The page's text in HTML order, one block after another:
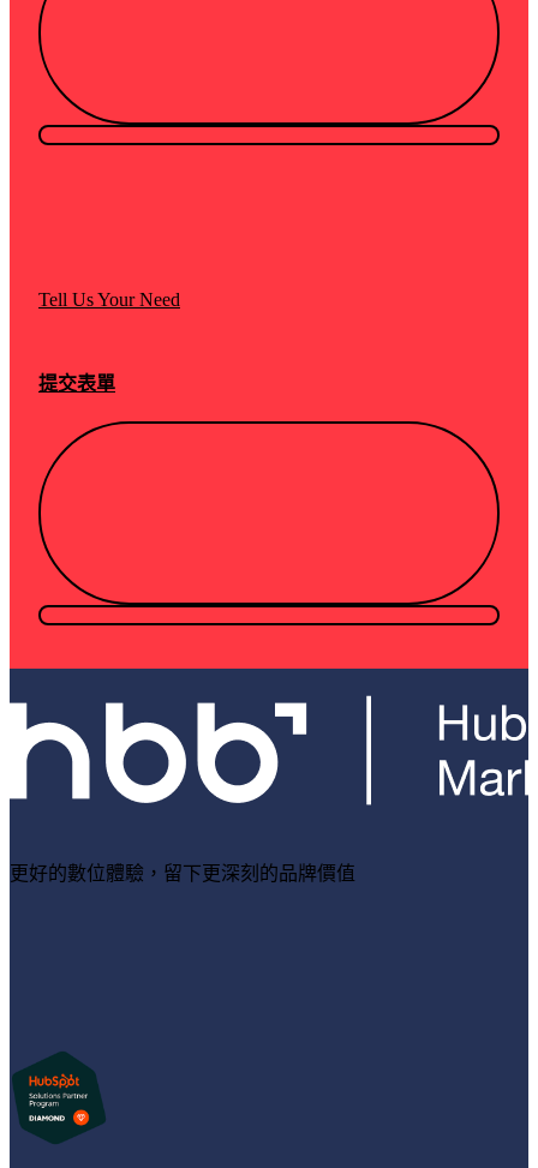
Tell Us Your Need
提交表單
更好的數位體驗，留下更深刻的品牌價值